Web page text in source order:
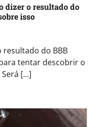
dizer o resultado do
isso
resultado do BBB
tentar descobrir o
[…]